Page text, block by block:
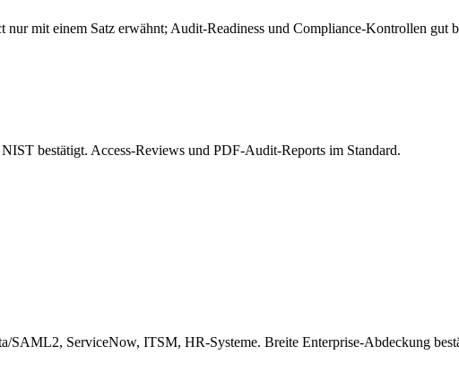
mit einem Satz erwähnt; Audit-Readiness und Compliance-Kontrollen gut
bestätigt. Access-Reviews und PDF-Audit-Reports im Standard.
SAML2, ServiceNow, ITSM, HR-Systeme. Breite Enterprise-Abdeckung